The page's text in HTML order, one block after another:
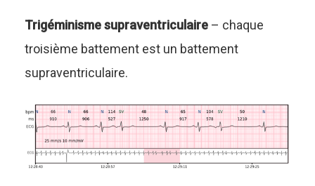
Trigéminisme supraventriculaire – chaque
troisième battement est un battement
supraventriculaire.